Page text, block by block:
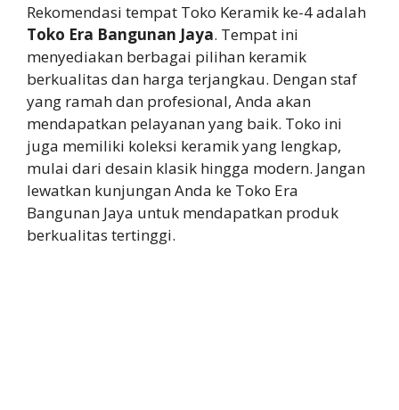
Rekomendasi tempat Toko Keramik ke-4 adalah
Toko Era Bangunan Jaya. Tempat ini
menyediakan berbagai pilihan keramik
berkualitas dan harga terjangkau. Dengan staf
yang ramah dan profesional, Anda akan
mendapatkan pelayanan yang baik. Toko ini
juga memiliki koleksi keramik yang lengkap,
mulai dari desain klasik hingga modern. Jangan
lewatkan kunjungan Anda ke Toko Era
Bangunan Jaya untuk mendapatkan produk
berkualitas tertinggi.